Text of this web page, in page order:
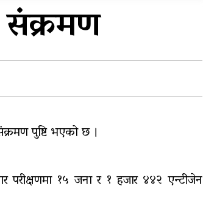
घरधुरी स्थानान्तरण
संक्रमण
पुष्टि भएको छ ।
परीक्षणमा १५ जना र १ हजार ४४२ एन्टीजेन